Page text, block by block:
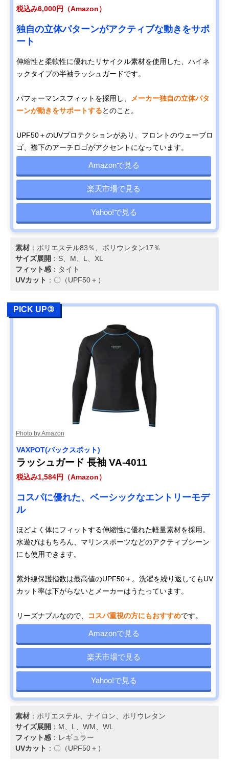
税込み6,000円（Amazon）
独自の立体パターンがアクティブな動きをサポ
ート
伸縮性と柔軟性に優れたリサイクル素材を使用した、ハイネ
ックタイプの半袖ラッシュガードです。
パフォーマンスフィットを採用し、
メーカー独自の立体パタ
ーンが動きをサポートするとのこと。
UPF50＋のUVプロテクションがあり、フロントのウェーブロ
ゴ、襟下のアーチロゴがアクセントになっています。
Amazonで見る
楽天市場で見る
Yahoo!で見る
素材 ：ポリエステル83％、ポリウレタン17％
サイズ展開 ：S、M、L、XL
フィット感 ：タイト
UVカット ：〇（UPF50＋）
PICK UP③
Photo by Amazon
VAXPOT(バックスポット)
ラッシュガード 長袖 VA-4011
税込み1,584円（Amazon）
コスパに優れた、ベーシックなエントリーモデ
ル
ほどよく体にフィットする伸縮性に優れた軽量素材を採用。
水遊びはもちろん、マリンスポーツなどのアクティブシーン
にも使用できます。
紫外線保護指数は最高値のUPF50＋。洗濯を繰り返してもUV
カット率は下がらないとメーカーはうたっています。
リーズナブルなので、 コスパ重視の方にもおすすめです。
Amazonで見る
楽天市場で見る
Yahoo!で見る
素材 ：ポリエステル、ナイロン、ポリウレタン
サイズ展開 ：M、L、WM、WL
フィット感 ：レギュラー
UVカット ：〇（UPF50＋）